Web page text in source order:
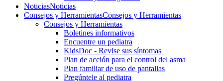
NoticiasNoticias
Consejos y HerramientasConsejos y Herramientas
Consejos y Herramientas
Boletines informativos
Encuentre un pediatra
KidsDoc - Revise sus síntomas
Plan de acción para el control del asma
Plan familiar de uso de pantallas
Pregúntele al pediatra